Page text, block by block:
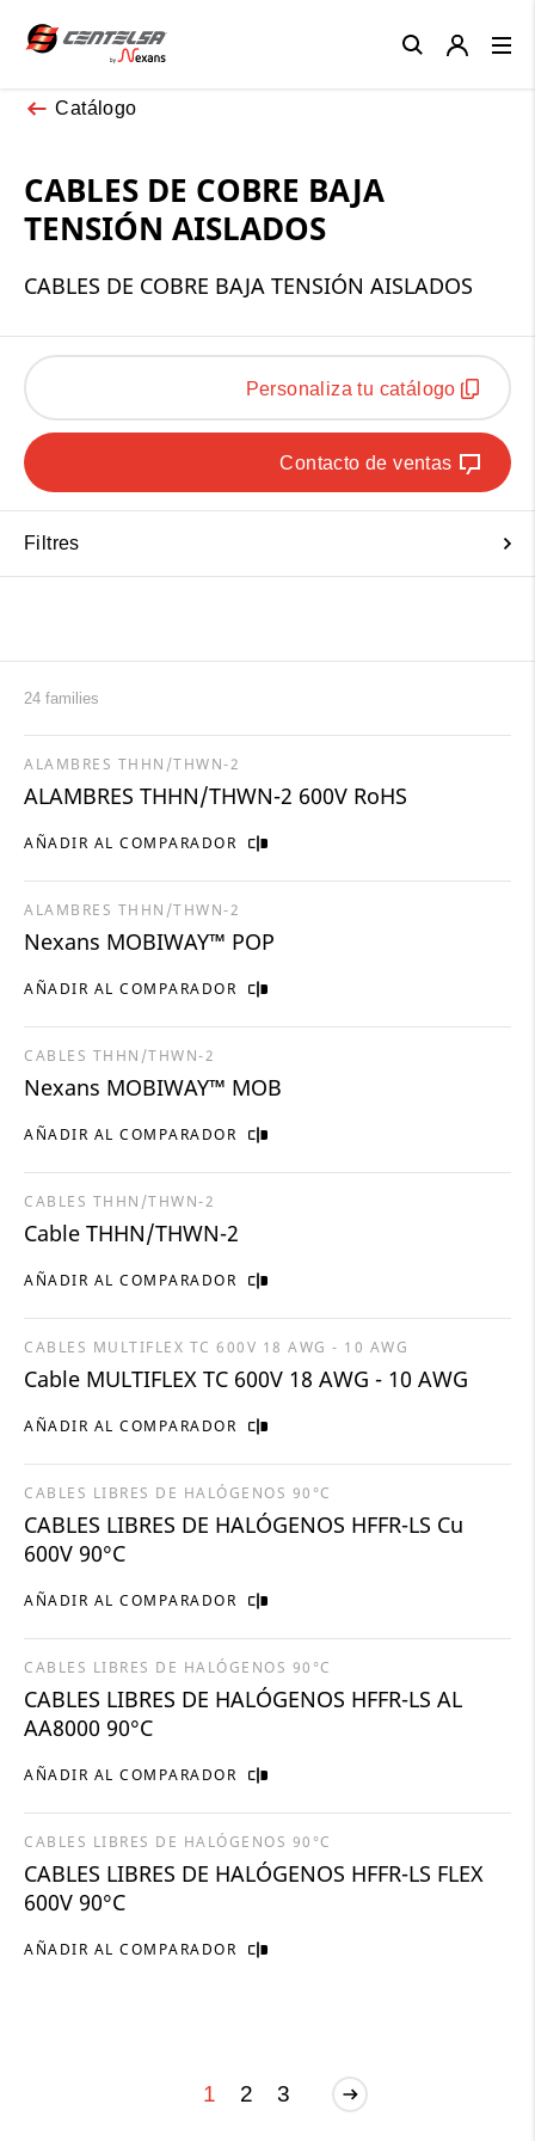
Catálogo
CABLES DE COBRE BAJA
TENSIÓN AISLADOS
CABLES DE COBRE BAJA TENSIÓN AISLADOS
Personaliza tu catálogo
Contacto de ventas
Filtres
24 families
AÑADIR AL COMPARADOR
ALAMBRES THHN/THWN-2
ALAMBRES THHN/THWN-2 600V RoHS
AÑADIR AL COMPARADOR
ALAMBRES THHN/THWN-2
Nexans MOBIWAY™ POP
AÑADIR AL COMPARADOR
CABLES THHN/THWN-2
Nexans MOBIWAY™ MOB
AÑADIR AL COMPARADOR
CABLES THHN/THWN-2
Cable THHN/THWN-2
AÑADIR AL COMPARADOR
CABLES MULTIFLEX TC 600V 18 AWG - 10 AWG
Cable MULTIFLEX TC 600V 18 AWG - 10 AWG
AÑADIR AL COMPARADOR
CABLES LIBRES DE HALÓGENOS 90°C
CABLES LIBRES DE HALÓGENOS HFFR-LS Cu
600V 90°C
AÑADIR AL COMPARADOR
CABLES LIBRES DE HALÓGENOS 90°C
CABLES LIBRES DE HALÓGENOS HFFR-LS AL
AA8000 90°C
AÑADIR AL COMPARADOR
CABLES LIBRES DE HALÓGENOS 90°C
CABLES LIBRES DE HALÓGENOS HFFR-LS FLEX
600V 90°C
1 2 3
Close